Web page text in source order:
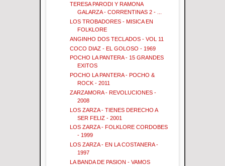
TERESA PARODI Y RAMONA
GALARZA - CORRENTINAS 2 - ...
LOS TROBADORES - MISICA EN
FOLKLORE
ANGINHO DOS TECLADOS - VOL 11
COCO DIAZ - EL GOLOSO - 1969
POCHO LA PANTERA - 15 GRANDES
EXITOS
POCHO LA PANTERA - POCHO &
ROCK - 2011
ZARZAMORA - REVOLUCIONES -
2008
LOS ZARZA - TIENES DERECHO A
SER FELIZ - 2001
LOS ZARZA - FOLKLORE CORDOBES
- 1999
LOS ZARZA - EN LA COSTANERA -
1997
LA BANDA DE PASION - VAMOS